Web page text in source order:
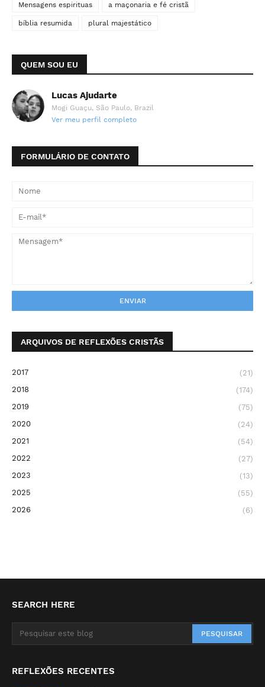
Mensagens espirituas a maçonaria e fé cristã
bíblia resumida plural majestático
QUEM SOU EU
Lucas Ajudarte
Mogi Guaçu, São Paulo, Brazil
Ver meu perfil completo
FORMULÁRIO DE CONTATO
ARQUIVOS DE REFLEXÕES CRISTÃS
2017
(21)
2018
(174)
2019
(75)
2020
(24)
2021
(54)
2022
(27)
2023
(13)
2025
(55)
2026
(6)
SEARCH HERE
REFLEXÕES RECENTES